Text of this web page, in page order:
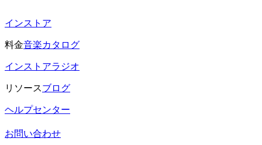
インストア
料金音楽カタログ
インストアラジオ
リソースブログ
ヘルプセンター
お問い合わせ